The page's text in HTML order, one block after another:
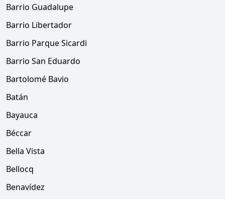
Barrio Guadalupe
Barrio Libertador
Barrio Parque Sicardi
Barrio San Eduardo
Bartolomé Bavio
Batán
Bayauca
Béccar
Bella Vista
Bellocq
Benavídez